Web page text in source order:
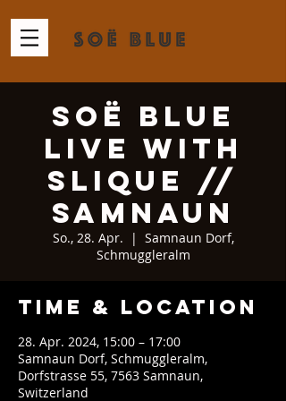
Soë Blue
Live with
Slique //
Samnaun
So., 28. Apr.
  |
Samnaun Dorf,
Schmuggleralm
Time & Location
28. Apr. 2024, 15:00 – 17:00
Samnaun Dorf, Schmuggleralm,
Dorfstrasse 55, 7563 Samnaun,
Switzerland